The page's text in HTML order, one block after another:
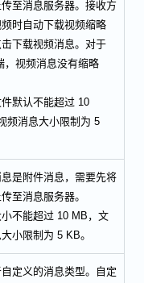
至消息服务器。接收方
时自动下载视频缩略
击下载视频消息。对于
，视频消息没有缩略
默认不能超过 10
频消息大小限制为 5
是附件消息，需要先将
至消息服务器。
小不能超过 10 MB，文
小限制为 5 KB。
定义的消息类型。自定